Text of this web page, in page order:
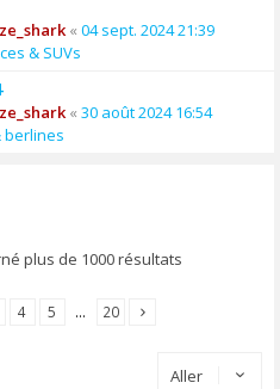
ze_shark« 04 sept. 2024 21:39
& SUVs
ze_shark« 30 août 2024 16:54
berlines
plus de 1000 résultats
4 5 … 20
Aller